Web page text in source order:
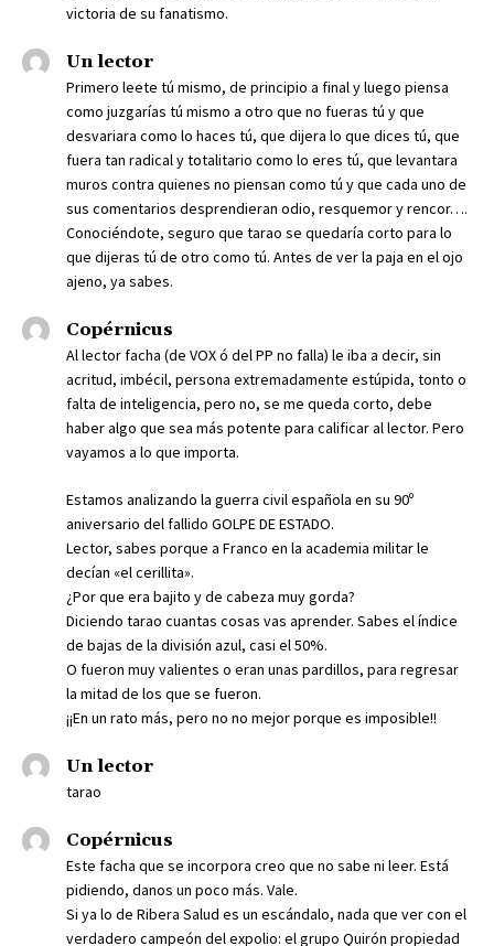
victoria de su fanatismo.
Un lector
Primero leete tú mismo, de principio a final y luego piensa
como juzgarías tú mismo a otro que no fueras tú y que
desvariara como lo haces tú, que dijera lo que dices tú, que
fuera tan radical y totalitario como lo eres tú, que levantara
muros contra quienes no piensan como tú y que cada uno de
sus comentarios desprendieran odio, resquemor y rencor….
Conociéndote, seguro que tarao se quedaría corto para lo
que dijeras tú de otro como tú. Antes de ver la paja en el ojo
ajeno, ya sabes.
Copérnicus
Al lector facha (de VOX ó del PP no falla) le iba a decir, sin
acritud, imbécil, persona extremadamente estúpida, tonto o
falta de inteligencia, pero no, se me queda corto, debe
haber algo que sea más potente para calificar al lector. Pero
vayamos a lo que importa.
Estamos analizando la guerra civil española en su 90º
aniversario del fallido GOLPE DE ESTADO.
Lector, sabes porque a Franco en la academia militar le
decían «el cerillita».
¿Por que era bajito y de cabeza muy gorda?
Diciendo tarao cuantas cosas vas aprender. Sabes el índice
de bajas de la división azul, casi el 50%.
O fueron muy valientes o eran unas pardillos, para regresar
la mitad de los que se fueron.
¡¡En un rato más, pero no no mejor porque es imposible!!
Un lector
tarao
Copérnicus
Este facha que se incorpora creo que no sabe ni leer. Está
pidiendo, danos un poco más. Vale.
Si ya lo de Ribera Salud es un escándalo, nada que ver con el
verdadero campeón del expolio: el grupo Quirón propiedad